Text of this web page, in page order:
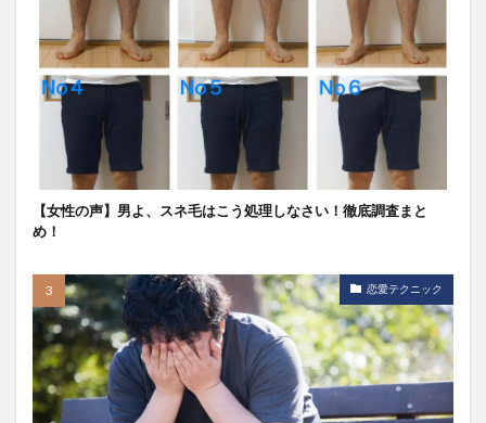
【女性の声】男よ、スネ毛はこう処理しなさい！徹底調査まと
め！
恋愛テクニック